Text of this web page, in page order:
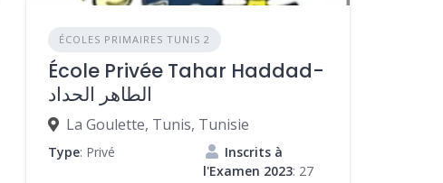
ÉCOLES PRIMAIRES TUNIS 2
École Privée Tahar Haddad-
الطاهر الحداد
La Goulette, Tunis, Tunisie
Type: Privé
Inscrits à
l'Examen 2023: 27